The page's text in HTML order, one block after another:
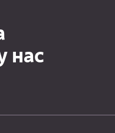
нас